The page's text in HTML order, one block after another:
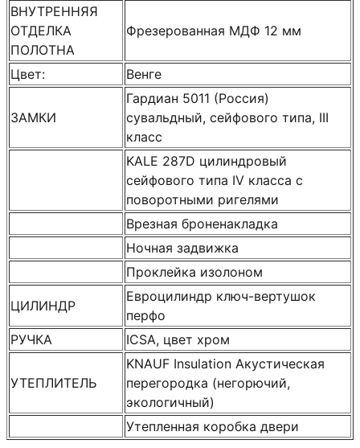
ВНУТРЕННЯЯ
ОТДЕЛКА
ПОЛОТНА
Фрезерованная МДФ 12 мм
Цвет: Венге
ЗАМКИ
Гардиан 5011 (Россия)
сувальдный, сейфового типа, III
класс
KALE 287D цилиндровый
сейфового типа IV класса с
поворотными ригелями
Врезная броненакладка
Ночная задвижка
Проклейка изолоном
ЦИЛИНДР
Евроцилиндр ключ-вертушок
перфо
РУЧКА
ICSA, цвет хром
УТЕПЛИТЕЛЬ
KNAUF Insulation Акустическая
перегородка (негорючий,
экологичный)
Утепленная коробка двери